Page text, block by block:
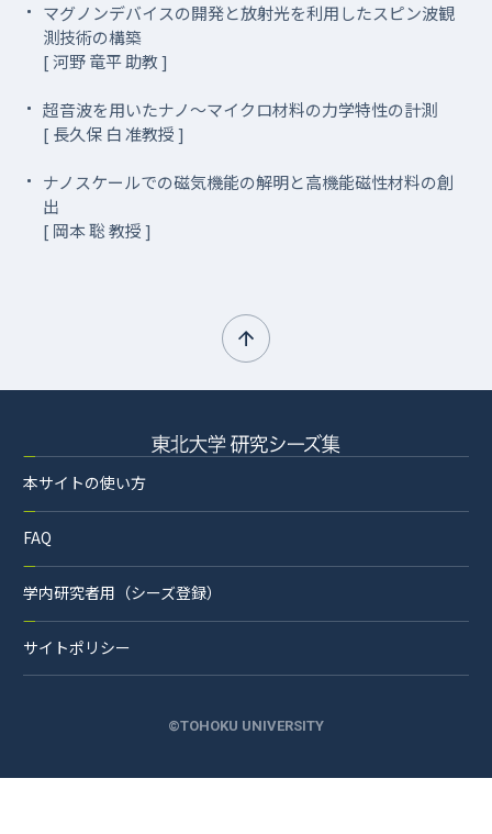
マグノンデバイスの開発と放射光を利用したスピン波観
測技術の構築
[ 河野 竜平 助教 ]
超音波を用いたナノ～マイクロ材料の力学特性の計測
[ 長久保 白 准教授 ]
ナノスケールでの磁気機能の解明と高機能磁性材料の創
出
[ 岡本 聡 教授 ]
本サイトの使い方
FAQ
学内研究者用（シーズ登録）
サイトポリシー
©TOHOKU UNIVERSITY